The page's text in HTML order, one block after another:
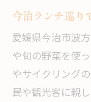
ク
今治ラ
法
おしゃ
よう
今治ランチ巡り
愛媛県今治市波
や旬の野菜を使
やサイクリング
民や観光客に親